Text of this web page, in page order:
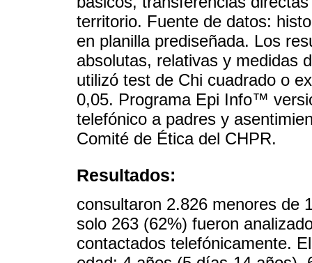
territorio. Fuente de datos:
en planilla prediseñada. Los
absolutas, relativas y medidas
utilizó test de Chi cuadrado o
0,05. Programa Epi Info™
telefónico a padres y
Comité de Ética del CHPR.
Resultados:
consultaron 2.826 menores de
solo 263 (62%) fueron
contactados telefónicamente.